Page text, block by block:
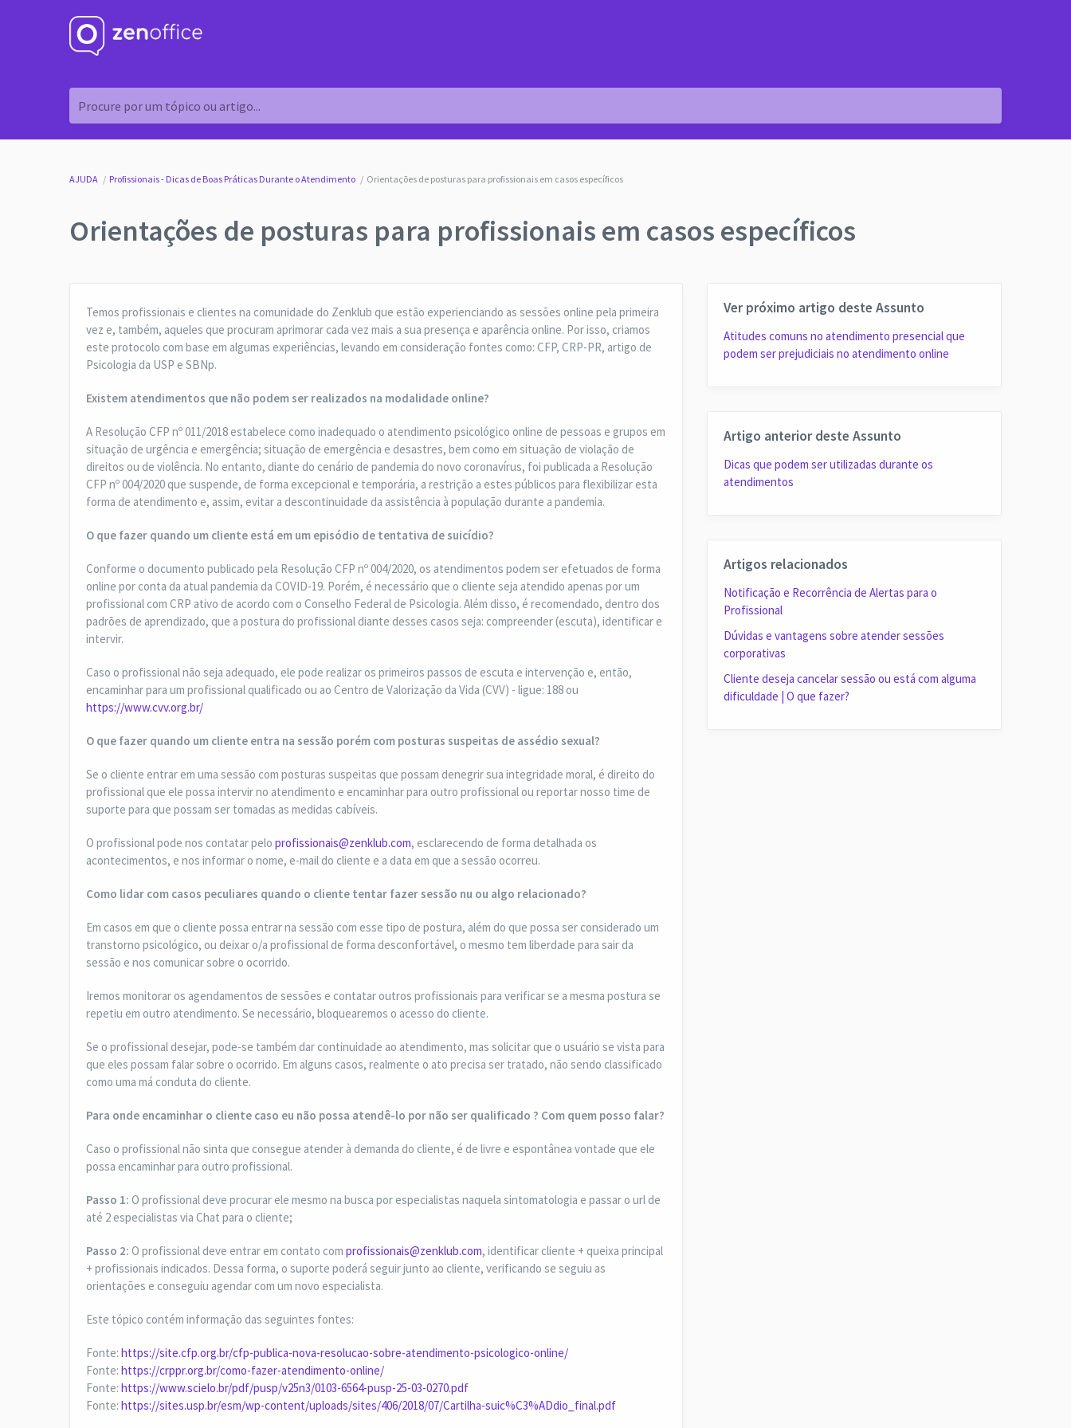
Procure por um tópico ou artigo...
AJUDA Profissionais - Dicas de Boas Práticas Durante o Atendimento Orientações de posturas para profissionais em casos específicos
Orientações de posturas para profissionais em casos específicos
Temos profissionais e clientes na comunidade do Zenklub que estão experienciando as sessões online pela primeira
vez e, também, aqueles que procuram aprimorar cada vez mais a sua presença e aparência online. Por isso, criamos
este protocolo com base em algumas experiências, levando em consideração fontes como: CFP, CRP-PR, artigo de
Psicologia da USP e SBNp.
Existem atendimentos que não podem ser realizados na modalidade online?
A Resolução CFP nº 011/2018 estabelece como inadequado o atendimento psicológico online de pessoas e grupos em
situação de urgência e emergência; situação de emergência e desastres, bem como em situação de violação de
direitos ou de violência. No entanto, diante do cenário de pandemia do novo coronavírus, foi publicada a Resolução
CFP nº 004/2020 que suspende, de forma excepcional e temporária, a restrição a estes públicos para flexibilizar esta
forma de atendimento e, assim, evitar a descontinuidade da assistência à população durante a pandemia.
O que fazer quando um cliente está em um episódio de tentativa de suicídio?
Conforme o documento publicado pela Resolução CFP nº 004/2020, os atendimentos podem ser efetuados de forma
online por conta da atual pandemia da COVID-19. Porém, é necessário que o cliente seja atendido apenas por um
profissional com CRP ativo de acordo com o Conselho Federal de Psicologia. Além disso, é recomendado, dentro dos
padrões de aprendizado, que a postura do profissional diante desses casos seja: compreender (escuta), identificar e
intervir.
Caso o profissional não seja adequado, ele pode realizar os primeiros passos de escuta e intervenção e, então,
encaminhar para um profissional qualificado ou ao Centro de Valorização da Vida (CVV) - ligue: 188 ou
https://www.cvv.org.br/
O que fazer quando um cliente entra na sessão porém com posturas suspeitas de assédio sexual?
Se o cliente entrar em uma sessão com posturas suspeitas que possam denegrir sua integridade moral, é direito do
profissional que ele possa intervir no atendimento e encaminhar para outro profissional ou reportar nosso time de
suporte para que possam ser tomadas as medidas cabíveis.
O profissional pode nos contatar pelo profissionais@zenklub.com, esclarecendo de forma detalhada os
acontecimentos, e nos informar o nome, e-mail do cliente e a data em que a sessão ocorreu.
Como lidar com casos peculiares quando o cliente tentar fazer sessão nu ou algo relacionado?
Em casos em que o cliente possa entrar na sessão com esse tipo de postura, além do que possa ser considerado um
transtorno psicológico, ou deixar o/a profissional de forma desconfortável, o mesmo tem liberdade para sair da
sessão e nos comunicar sobre o ocorrido.
Iremos monitorar os agendamentos de sessões e contatar outros profissionais para verificar se a mesma postura se
repetiu em outro atendimento. Se necessário, bloquearemos o acesso do cliente.
Se o profissional desejar, pode-se também dar continuidade ao atendimento, mas solicitar que o usuário se vista para
que eles possam falar sobre o ocorrido. Em alguns casos, realmente o ato precisa ser tratado, não sendo classificado
como uma má conduta do cliente.
Para onde encaminhar o cliente caso eu não possa atendê-lo por não ser qualificado ? Com quem posso falar?
Caso o profissional não sinta que consegue atender à demanda do cliente, é de livre e espontânea vontade que ele
possa encaminhar para outro profissional.
Passo 1: O profissional deve procurar ele mesmo na busca por especialistas naquela sintomatologia e passar o url de
até 2 especialistas via Chat para o cliente;
Passo 2: O profissional deve entrar em contato com profissionais@zenklub.com, identificar cliente + queixa principal
+ profissionais indicados. Dessa forma, o suporte poderá seguir junto ao cliente, verificando se seguiu as
orientações e conseguiu agendar com um novo especialista.
Este tópico contém informação das seguintes fontes:
Fonte: https://site.cfp.org.br/cfp-publica-nova-resolucao-sobre-atendimento-psicologico-online/
Fonte: https://crppr.org.br/como-fazer-atendimento-online/
Fonte: https://www.scielo.br/pdf/pusp/v25n3/0103-6564-pusp-25-03-0270.pdf
Fonte: https://sites.usp.br/esm/wp-content/uploads/sites/406/2018/07/Cartilha-suic%C3%ADdio_final.pdf
Ver próximo artigo deste Assunto
Atitudes comuns no atendimento presencial que
podem ser prejudiciais no atendimento online
Artigo anterior deste Assunto
Dicas que podem ser utilizadas durante os
atendimentos
Artigos relacionados
Notificação e Recorrência de Alertas para o
Profissional
Dúvidas e vantagens sobre atender sessões
corporativas
Cliente deseja cancelar sessão ou está com alguma
dificuldade | O que fazer?